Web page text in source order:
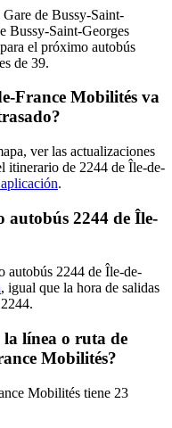
de Bussy-Saint-
Bussy-Saint-Georges
el próximo autobús
de 39.
France Mobilités va
ver las actualizaciones
itinerario de 2244 de Île-de-
.
autobús 2244 de Île-
autobús 2244 de Île-de-
, igual que la hora de salidas
la línea o ruta de
Mobilités?
Mobilités tiene 23